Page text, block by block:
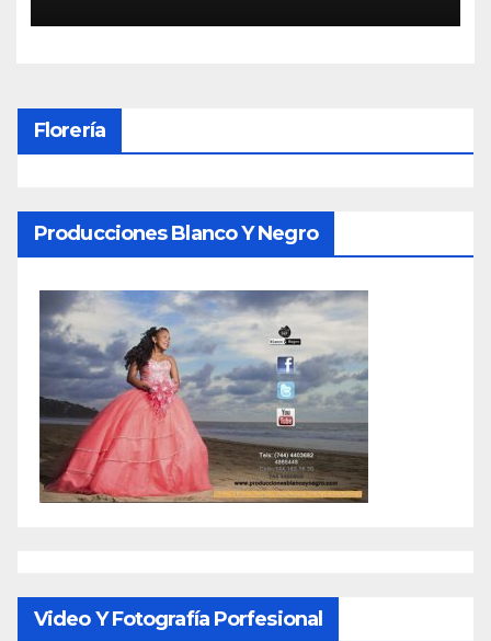
Florería
Producciones Blanco Y Negro
Video Y Fotografía Porfesional